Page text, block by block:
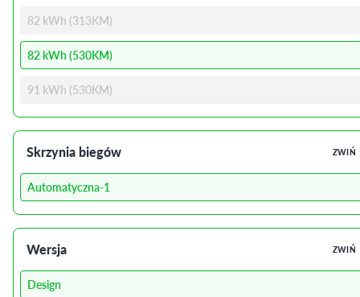
82 kWh (313KM)
82 kWh (530KM)
91 kWh (530KM)
Skrzynia biegów ZWIŃ
Automatyczna-1
Wersja ZWIŃ
Design